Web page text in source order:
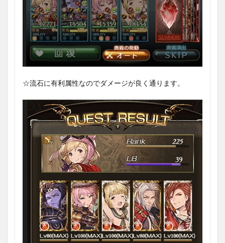
☆流石に有利属性なのでダメージが良く通ります。